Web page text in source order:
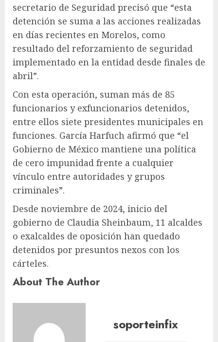
secretario de Seguridad precisó que “esta
detención se suma a las acciones realizadas
en días recientes en Morelos, como
resultado del reforzamiento de seguridad
implementado en la entidad desde finales de
abril”.
Con esta operación, suman más de 85
funcionarios y exfuncionarios detenidos,
entre ellos siete presidentes municipales en
funciones. García Harfuch afirmó que “el
Gobierno de México mantiene una política
de cero impunidad frente a cualquier
vínculo entre autoridades y grupos
criminales”.
Desde noviembre de 2024, inicio del
gobierno de Claudia Sheinbaum, 11 alcaldes
o exalcaldes de oposición han quedado
detenidos por presuntos nexos con los
cárteles.
About The Author
soporteinfix